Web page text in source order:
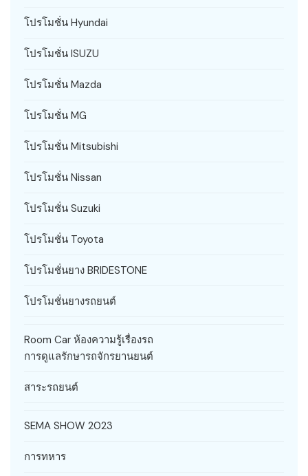
โปรโมชั่น Hyundai
โปรโมชั่น ISUZU
โปรโมชั่น Mazda
โปรโมชั่น MG
โปรโมชั่น Mitsubishi
โปรโมชั่น Nissan
โปรโมชั่น Suzuki
โปรโมชั่น Toyota
โปรโมชั่นยาง BRIDESTONE
โปรโมชั่นยางรถยนต์
Room Car ห้องความรู้เรื่องรถ
การดูแลรักษารถจักรยานยนต์
สาระรถยนต์
SEMA SHOW 2023
การทหาร